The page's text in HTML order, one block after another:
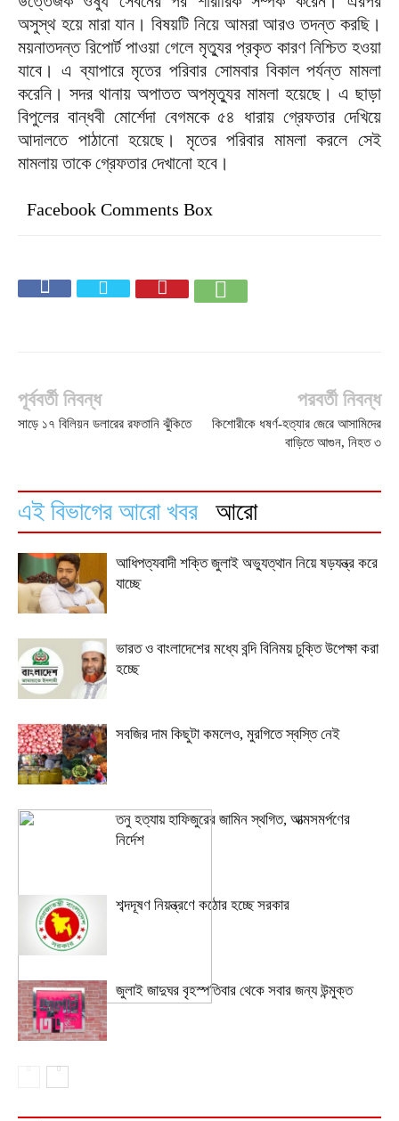
অসুস্থ হয়ে মারা যান। বিষয়টি নিয়ে আমরা আরও তদন্ত করছি।
ময়নাতদন্ত রিপোর্ট পাওয়া গেলে মৃত্যুর প্রকৃত কারণ নিশ্চিত হওয়া
যাবে। এ ব্যাপারে মৃতের পরিবার সোমবার বিকাল পর্যন্ত মামলা
করেনি। সদর থানায় অপাতত অপমৃত্যুর মামলা হয়েছে। এ ছাড়া
বিপুলের বান্ধবী মোর্শেদা বেগমকে ৫৪ ধারায় গ্রেফতার দেখিয়ে
আদালতে পাঠানো হয়েছে। মৃতের পরিবার মামলা করলে সেই
মামলায় তাকে গ্রেফতার দেখানো হবে।
Facebook Comments Box
পূর্ববর্তী নিবন্ধ
সাড়ে ১৭ বিলিয়ন ডলারের রফতানি ঝুঁকিতে
পরবর্তী নিবন্ধ
কিশোরীকে ধষর্ণ-হত্যার জেরে আসামিদের
বাড়িতে আগুন, নিহত ৩
এই বিভাগের আরো খবর আরো
আধিপত্যবাদী শক্তি জুলাই অভ্যুত্থান নিয়ে ষড়যন্ত্র করে
যাচ্ছে
ভারত ও বাংলাদেশের মধ্যে বন্দি বিনিময় চুক্তি উপেক্ষা করা
হচ্ছে
সবজির দাম কিছুটা কমলেও, মুরগিতে স্বস্তি নেই
তনু হত্যায় হাফিজুরের জামিন স্থগিত, আত্মসমর্পণের
নির্দেশ
শব্দদূষণ নিয়ন্ত্রণে কঠোর হচ্ছে সরকার
জুলাই জাদুঘর বৃহস্পতিবার থেকে সবার জন্য উন্মুক্ত